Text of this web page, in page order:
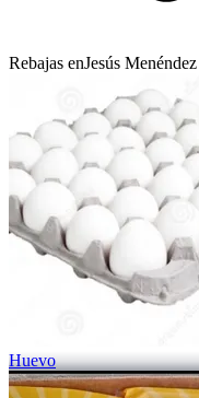
Rebajas enJesús Menéndez
Huevo